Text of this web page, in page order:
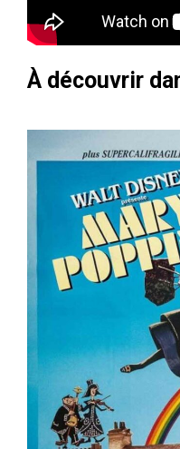
À découvrir